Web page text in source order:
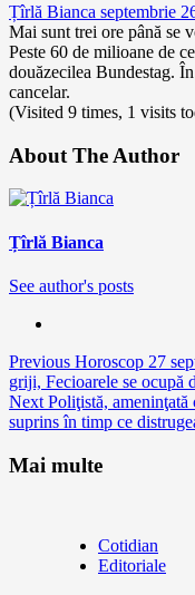
Țîrlă Bianca septembrie
Mai sunt trei ore până se
Peste 60 de milioane de
douăzecilea Bundestag.
cancelar.
(Visited 9 times, 1 visits
About The Author
Țîrlă Bianca
See author's posts
Continue
Reading
Previous Horoscop 27
griji, Fecioarele se ocupă
Next Poliţistă, ameninţată
suprins în timp ce
Mai multe
Cotidian
Editoriale